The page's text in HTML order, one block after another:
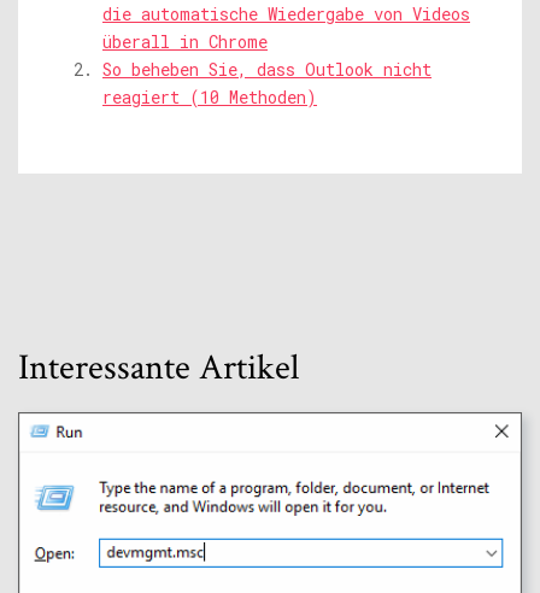
die automatische Wiedergabe von Videos
überall in Chrome
So beheben Sie, dass Outlook nicht
reagiert (10 Methoden)
Interessante Artikel